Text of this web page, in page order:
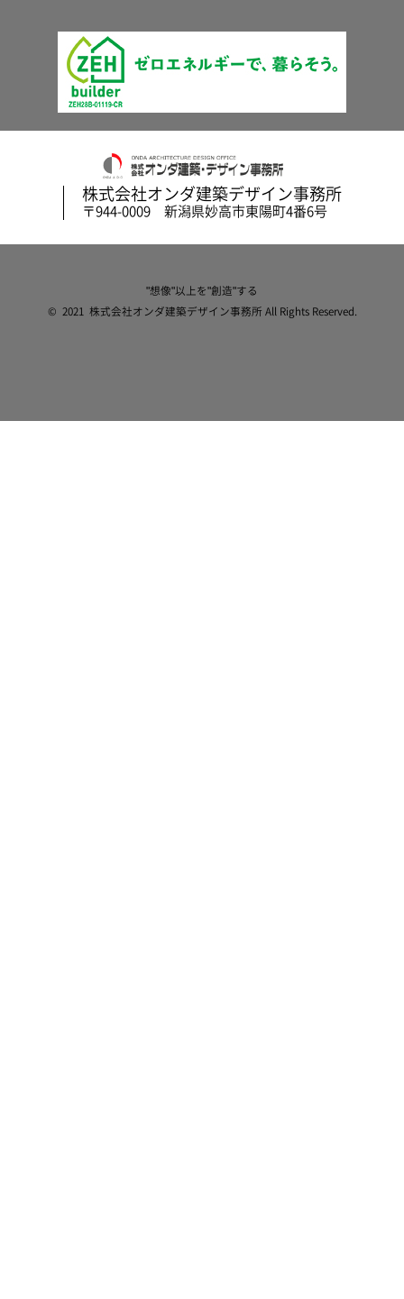
株式会社オンダ建築デザイン事務所
〒944-0009 新潟県妙高市東陽町4番6号
"想像"以上を"創造"する
© 2021 株式会社オンダ建築デザイン事務所 All Rights Reserved.